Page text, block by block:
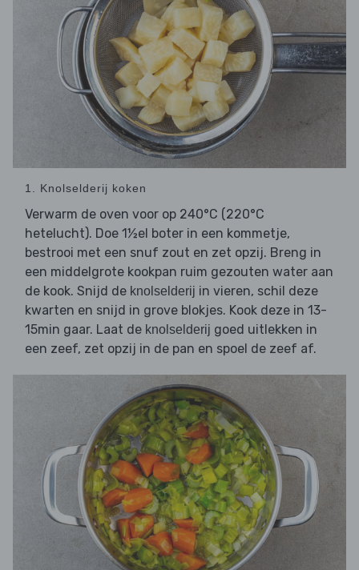
1. Knolselderij koken
Verwarm de oven voor op 240°C (220°C
hetelucht). Doe 1½el boter in een kommetje,
bestrooi met een snuf zout en zet opzij. Breng in
een middelgrote kookpan ruim gezouten water aan
de kook. Snijd de knolselderij in vieren, schil deze
kwarten en snijd in grove blokjes. Kook deze in 13-
15min gaar. Laat de knolselderij goed uitlekken in
een zeef, zet opzij in de pan en spoel de zeef af.